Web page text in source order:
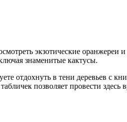
экзотические оранжереи
знаменитые кактусы.
отдохнуть в тени деревьев с
позволяет провести